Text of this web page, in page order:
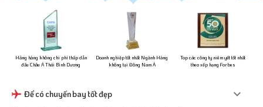
Hãng hàng không chi phí thấp dẫn
đầu Châu Á Thái Bình Dương
Doanh nghiệp tốt nhất Ngành Hàng
không tại Đông Nam Á
Top các công ty niêm yết tốt nhất
theo xếp hạng Forbes
Để có chuyến bay tốt đẹp